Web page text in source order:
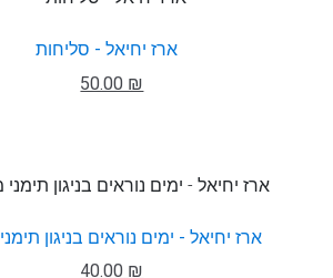
ארז יחיאל - סליחות
50.00 ₪
ארז יחיאל - ימים נוראים בניגון
40.00 ₪